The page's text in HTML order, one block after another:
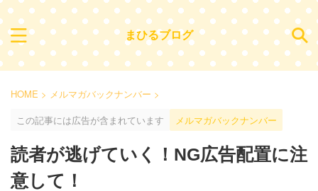
まひるブログ
HOME > メルマガバックナンバー >
この記事には広告が含まれています
メルマガバックナンバー
読者が逃げていく！NG広告配置に注
意して！